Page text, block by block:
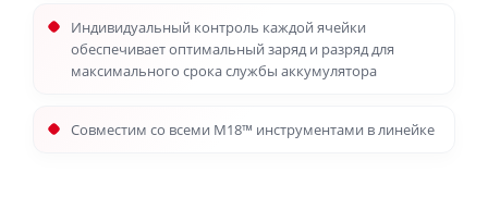
Индивидуальный контроль каждой ячейки
обеспечивает оптимальный заряд и разряд для
максимального срока службы аккумулятора
Совместим со всеми M18™ инструментами в линейке